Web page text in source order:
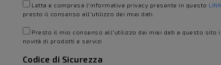
Letta e compresa l'informativa privacy presente in questo
presto il consenso all'utilizzo dei miei dati.
Presto il mio consenso all'utilizzo dei miei dati a questo
novità di prodotti e servizi
Codice di Sicurezza